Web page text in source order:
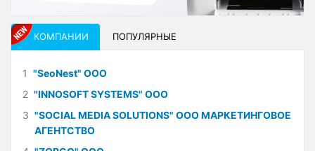
КОМПАНИИ ПОПУЛЯРНЫЕ
1 "SeoNest" ООО
2 "INNOSOFT SYSTEMS" ООО
3 "SOCIAL MEDIA SOLUTIONS" ООО МАРКЕТИНГОВОЕ
АГЕНТСТВО